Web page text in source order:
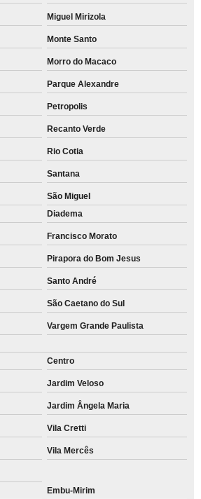
Miguel Mirizola
Monte Santo
Morro do Macaco
Parque Alexandre
Petropolis
Recanto Verde
Rio Cotia
Santana
São Miguel
Diadema
Francisco Morato
Pirapora do Bom Jesus
Santo André
São Caetano do Sul
Vargem Grande Paulista
Centro
Jardim Veloso
Jardim Ângela Maria
Vila Cretti
Vila Mercês
Embu-Mirim